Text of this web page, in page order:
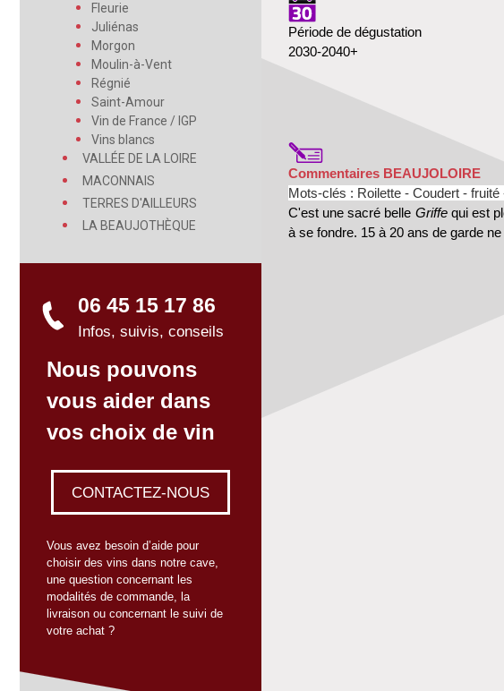
Fleurie
Juliénas
Morgon
Moulin-à-Vent
Régnié
Saint-Amour
Vin de France / IGP
Vins blancs
VALLÉE DE LA LOIRE
MACONNAIS
TERRES D'AILLEURS
LA BEAUJOTHÈQUE
06 45 15 17 86
Infos, suivis, conseils
Nous pouvons
vous aider dans
vos choix de vin
CONTACTEZ-NOUS
Vous avez besoin d’aide pour
choisir des vins dans notre cave,
une question concernant les
modalités de commande, la
livraison ou concernant le suivi de
votre achat ?
Période de dégustation
2030-2040+
Commentaires BEAUJOLOIRE
Mots-clés : Roilette - Coudert -
C'est une sacré belle Griffequi est
à se fondre. 15 à 20 ans de garde